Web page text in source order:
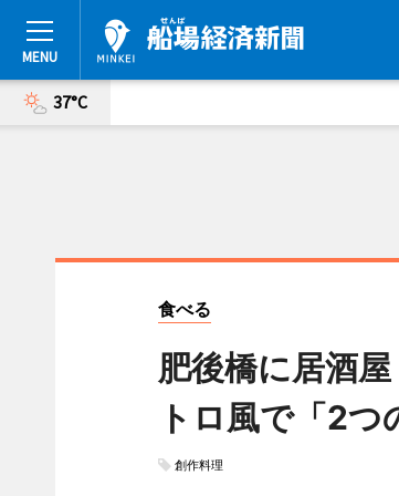
37°C
食べる
肥後橋に居酒
トロ風で「2つ
創作料理